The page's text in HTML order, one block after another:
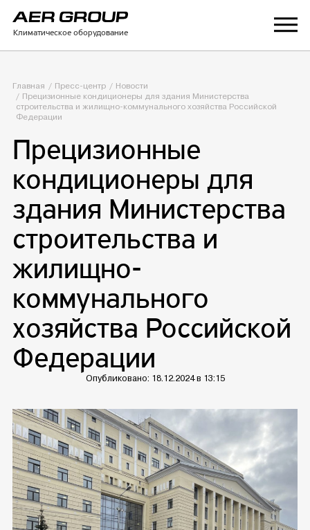
Климатическое оборудование
Главная Пресс-центр
Новости
Прецизионные кондиционеры для здания Министерства
строительства и жилищно-коммунального хозяйства Российской
Федерации
Прецизионные
кондиционеры для
здания Министерства
строительства и
жилищно-
коммунального
хозяйства Российской
Федерации
Опубликовано: 18.12.2024 в 13:15